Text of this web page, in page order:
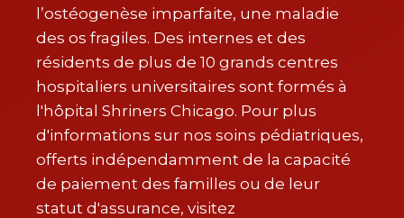
l’ostéogenèse imparfaite, une maladie
des os fragiles. Des internes et des
résidents de plus de 10 grands centres
hospitaliers universitaires sont formés à
l'hôpital Shriners Chicago. Pour plus
d'informations sur nos soins pédiatriques,
offerts indépendamment de la capacité
de paiement des familles ou de leur
statut d'assurance, visitez